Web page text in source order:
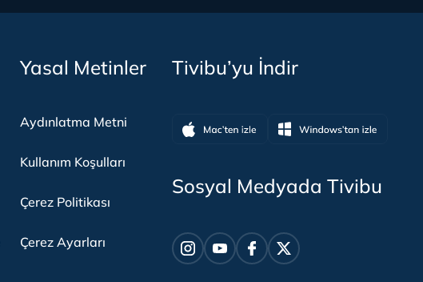
Yasal Metinler
Aydınlatma Metni
Kullanım Koşulları
Çerez Politikası
Çerez Ayarları
Tivibu’yu İndir
Sosyal Medyada Tivibu